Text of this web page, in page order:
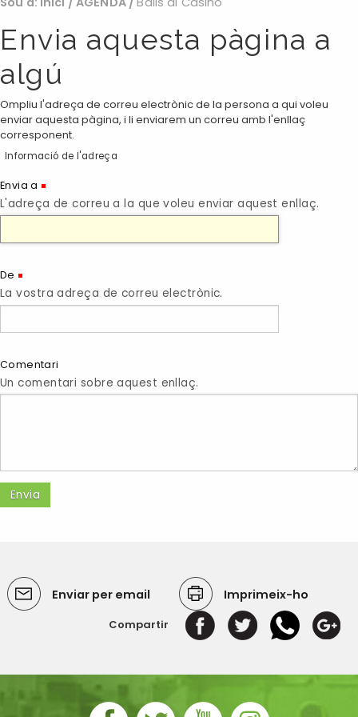
Envia aquesta pàgina a
algú
Ompliu l'adreça de correu electrònic de la persona a qui voleu
enviar aquesta pàgina, i li enviarem un correu amb l'enllaç
corresponent.
Informació de l'adreça
Envia a
L'adreça de correu a la que voleu enviar aquest enllaç.
De
La vostra adreça de correu electrònic.
Comentari
Un comentari sobre aquest enllaç.
Enviar per email Imprimeix-ho
Compartir